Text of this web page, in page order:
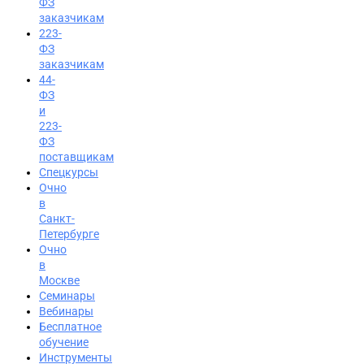
Вход на портал
8 (495) 228-47-43
заказчикам
223-
ФЗ
заказчикам
44-
ФЗ
и
223-
ФЗ
поставщикам
Спецкурсы
Очно
в
Санкт-
Петербурге
Очно
в
Москве
Семинары
Вебинары
Бесплатное
обучение
Инструменты